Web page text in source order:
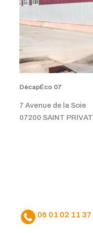
DécapÉco 07
7 Avenue de la Soie
07200 SAINT PRIVAT
06 01 02 11 37